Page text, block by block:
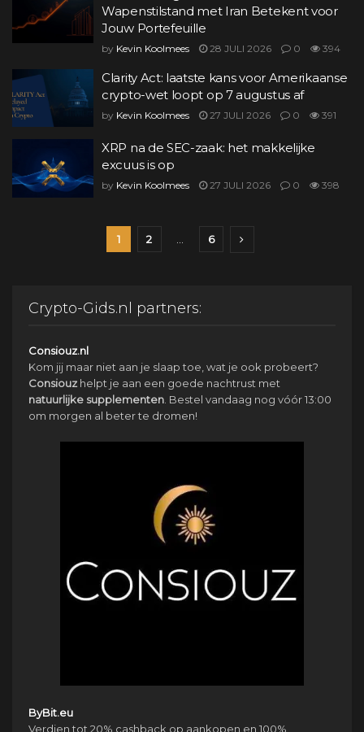
Wapenstilstand met Iran Betekent voor
Jouw Portefeuille
by Kevin Koolmees 28 JULI 2026 0 394
Clarity Act: laatste kans voor Amerikaanse
crypto-wet loopt op 7 augustus af
by Kevin Koolmees 27 JULI 2026 0 391
XRP na de SEC-zaak: het makkelijke
excuus is op
by Kevin Koolmees 27 JULI 2026 0 398
1 2 6
Crypto-Gids.nl partners:
Consiouz.nl
Kom jij maar niet aan je slaap toe, wat je ook probeert?
Consiouz helpt je aan een goede nachtrust met
natuurlijke supplementen . Bestel vandaag nog vóór 13:00
om morgen al beter te dromen!
ByBit.eu
Verdien tot 20% cashback op aankopen en 100%